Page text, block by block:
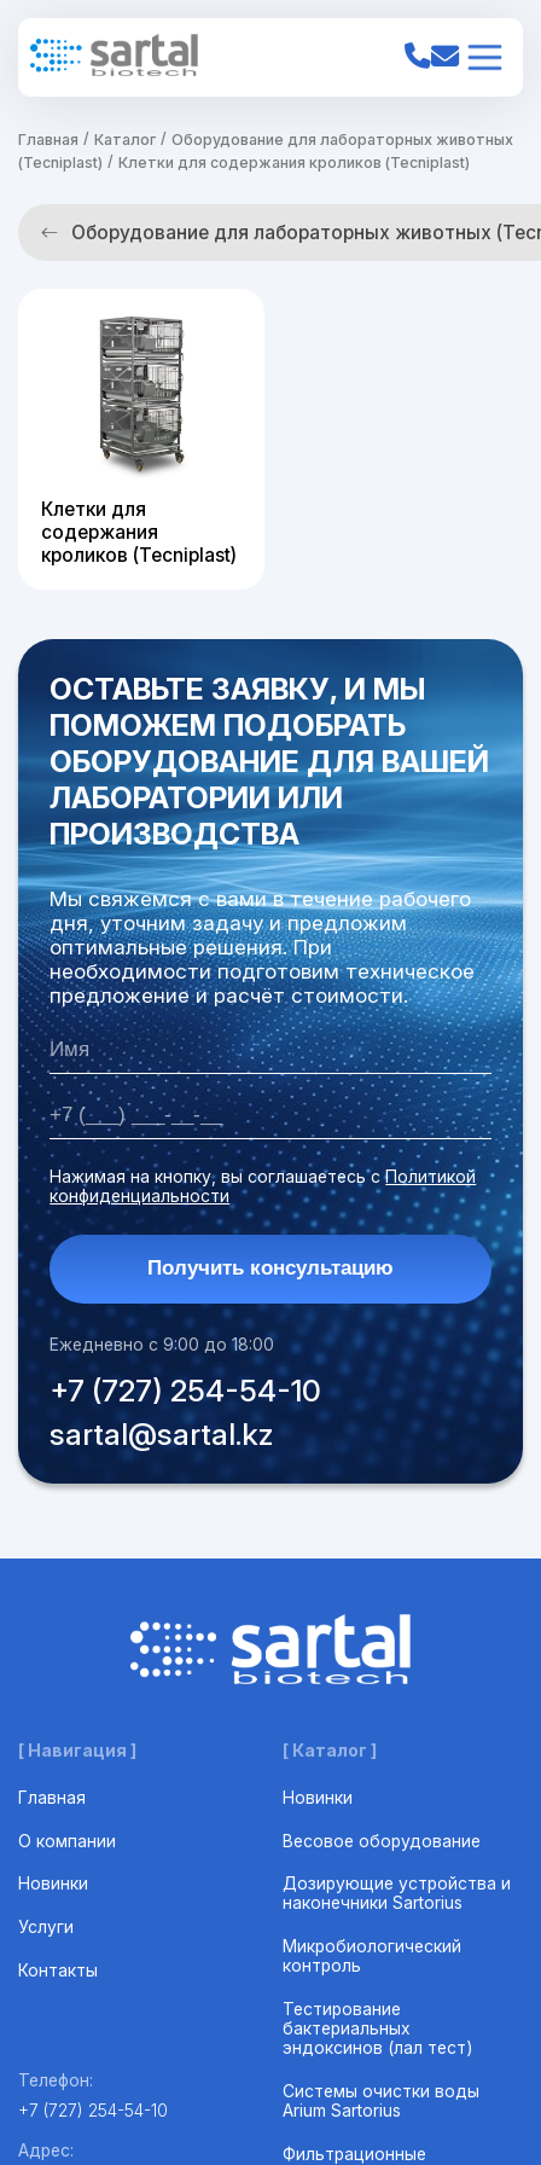
Главная Каталог
Оборудование для лабораторных животных
(Tecniplast)
Клетки для содержания кроликов (Tecniplast)
Оборудование для лабораторных животных
Клетки для
содержания
кроликов (Tecniplast)
ОСТАВЬТЕ ЗАЯВКУ, И МЫ
ПОМОЖЕМ ПОДОБРАТЬ
ОБОРУДОВАНИЕДЛЯ ВАШЕЙ
ЛАБОРАТОРИИ ИЛИ
ПРОИЗВОДСТВА
Мы свяжемся с вами в течение рабочего
дня, уточним задачу и предложим
оптимальные решения. При
необходимости подготовим техническое
предложение и расчёт стоимости.
Нажимая на кнопку, вы соглашаетесь сПолитикой
конфиденциальности
Получить консультацию
Ежедневно с 9:00 до 18:00
+7 (727) 254-54-10
sartal@sartal.kz
[ Навигация ]
Главная
О компании
Новинки
Услуги
Контакты
Телефон:
+7 (727) 254-54-10
Адрес:
[ Каталог ]
Новинки
Весовое оборудование
Дозирующие устройства и
наконечники Sartorius
Микробиологический
контроль
Тестирование
бактериальных
эндоксинов (лал тест)
Системы очистки воды
Arium Sartorius
Фильтрационные